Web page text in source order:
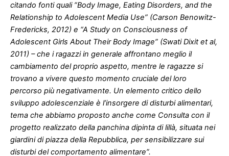
citando fonti quali ⁠”⁠Body Image, Eating Disorders, and the
Relationship to Adolescent Media Use” (Carson Benowitz-
Fredericks, 2012) e “A Study on Consciousness of
Adolescent Girls About Their Body Image” (Swati Dixit et al,
2011) – che i ragazzi in generale affrontano meglio il
cambiamento del proprio aspetto, mentre le ragazze si
trovano a vivere questo momento cruciale del loro
percorso più negativamente. Un elemento critico dello
sviluppo adolescenziale è l’insorgere di disturbi alimentari,
tema che abbiamo proposto anche come Consulta con il
progetto realizzato della panchina dipinta di lillà, situata nei
giardini di piazza della Repubblica, per sensibilizzare sui
disturbi del comportamento alimentare”.